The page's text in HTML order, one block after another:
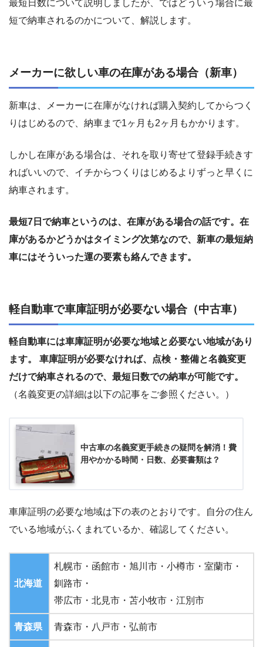
最短日数について説明しましたが、ではどういう場合に最
短で納車されるのかについて、解説します。
メーカーに欲しい車の在庫がある場合（新車）
新車は、メーカーに在庫がなければ購入契約してからつく
りはじめるので、納車まで1ヶ月も2ヶ月もかかります。
しかし在庫がある場合は、それを取り寄せて登録手続きす
ればいいので、イチからつくりはじめるよりずっと早くに
納車されます。
最短7日で納車というのは、在庫がある場合の話です。在
庫があるかどうかはタイミング次第なので、新車の最短納
車にはそういった運の要素も絡んできます。
軽自動車で車庫証明が必要ない場合（中古車）
軽自動車には車庫証明が必要な地域と必要ない地域があり
ます。 車庫証明が必要なければ、点検・整備と名義変更
だけで納車されるので、最短日数での納車が可能です。
（名義変更の詳細は以下の記事をご参照ください。）
中古車の名義変更手続きの疑問を解消！費
用やかかる時間・日数、必要書類は？
車庫証明の必要な地域は下の表のとおりです。自分の住ん
でいる地域がふくまれているか、確認してください。
北海道
札幌市・函館市・旭川市・小樽市・室蘭市・
釧路市・
帯広市・北見市・苫小牧市・江別市
青森県 青森市・八戸市・弘前市